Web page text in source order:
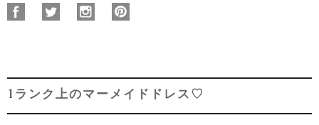
1ランク上のマーメイドドレス♡